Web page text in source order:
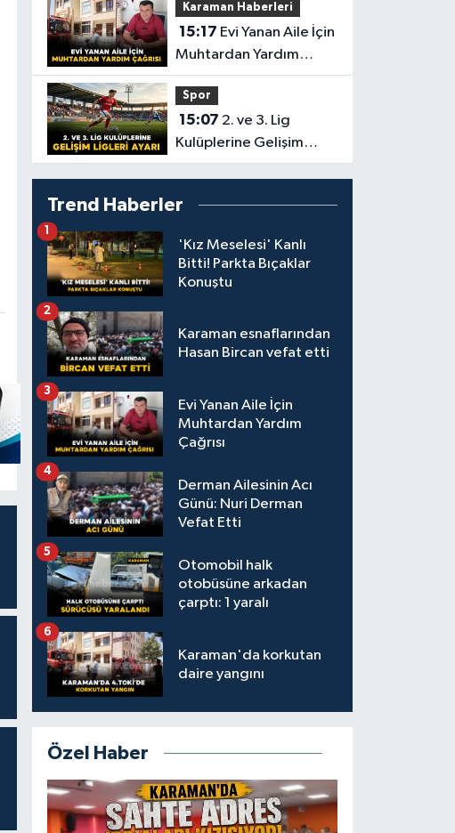
Karaman Haberleri
15:17
Muhtardan Yardım
Çağrısı
Spor
15:07
Kulüplerine Gelişim
Ligleri Ayarı
Trend Haberler
'Kız Meselesi' Kanlı
Bitti! Parkta Bıçaklar
Konuştu
1
Karaman esnaflarından
Hasan Bircan vefat etti
2
Evi Yanan Aile İçin
Muhtardan Yardım
Çağrısı
3
Derman Ailesinin Acı
Günü: Nuri Derman
Vefat Etti
4
Otomobil halk
otobüsüne arkadan
çarptı: 1 yaralı
5
Karaman'da korkutan
daire yangını
6
Özel Haber